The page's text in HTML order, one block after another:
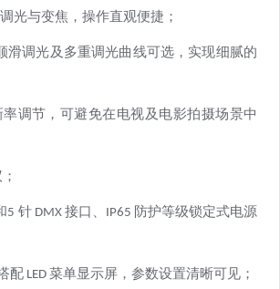
光与变焦，操作直观便捷；
滑调光及多重调光曲线可选 ，实现细腻的
率调节，可避免在电视及电影拍摄场景中
5 针 DMX 接口、IP65 防护等级锁定式电源
配 LED 菜单显示屏，参数设置清晰可见；